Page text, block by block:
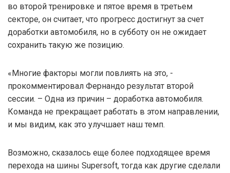
во второй тренировке и пятое время в третьем
секторе, он считает, что прогресс достигнут за счет
доработки автомобиля, но в субботу он не ожидает
сохранить такую же позицию.
«Многие факторы могли повлиять на это, -
прокомментировал Фернандо результат второй
сессии. – Одна из причин – доработка автомобиля.
Команда не прекращает работать в этом направлении,
и мы видим, как это улучшает наш темп.
Возможно, сказалось еще более подходящее время
перехода на шины Supersoft, тогда как другие сделали